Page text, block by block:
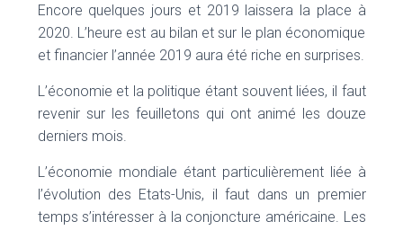
Encore quelques jours et 2019 laissera la place à
2020. L’heure est au bilan et sur le plan économique
et financier l’année 2019 aura été riche en surprises.
L’économie et la politique étant souvent liées, il faut
revenir sur les feuilletons qui ont animé les douze
derniers mois.
L’économie mondiale étant particulièrement liée à
l’évolution des Etats-Unis, il faut dans un premier
temps s’intéresser à la conjoncture américaine. Les